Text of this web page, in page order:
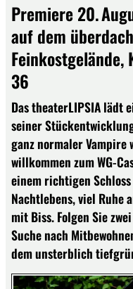
Premiere 20.
auf dem
36
Das theaterLIPSIA lädt
seiner
ganz normaler
willkommen zum WG-
einem richtigen
Nachtlebens, viel Ruhe
mit Biss. Folgen Sie
Suche nach
dem unsterblich